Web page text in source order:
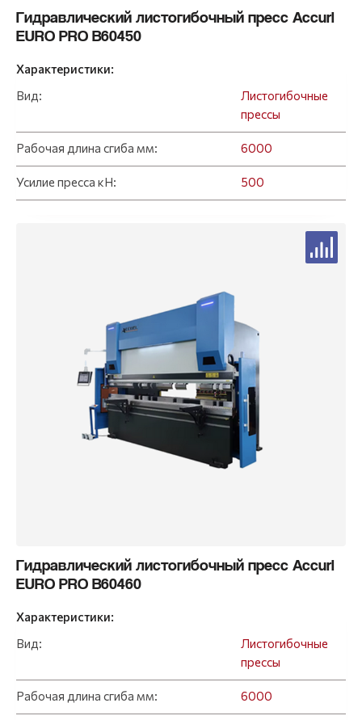
Гидравлический листогибочный пресс Accurl
EURO PRO B60450
Характеристики:
Вид:
Листогибочные
прессы
Рабочая длина сгиба мм: 6000
Усилие пресса кН: 500
Гидравлический листогибочный пресс Accurl
EURO PRO B60460
Характеристики:
Вид:
Листогибочные
прессы
Рабочая длина сгиба мм: 6000